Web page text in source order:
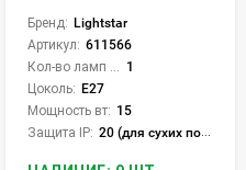
Бренд: Lightstar
Артикул: 611566
1
Цоколь: E27
Мощность вт: 15
Защита IP: 20 (для сухих пом.)